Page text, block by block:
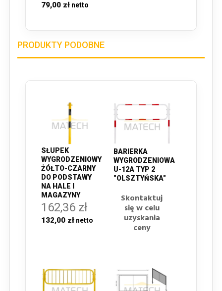
79,00 zł
PRODUKTY PODOBNE
SŁUPEK
WYGRODZENIOWY
ŻÓŁTO-CZARNY
DO PODSTAWY
NA HALE I
MAGAZYNY
162,36 zł
132,00 zł
BARIERKA
WYGRODZENIOWA
U-12A TYP 2
"OLSZTYŃSKA"
Skontaktuj
się w celu
uzyskania
ceny